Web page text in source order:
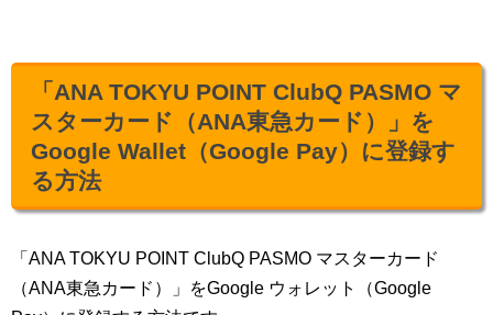
「ANA TOKYU POINT ClubQ PASMO マ
スターカード（ANA東急カード）」を
Google Wallet（Google Pay）に登録す
る方法
「ANA TOKYU POINT ClubQ PASMO マスターカード
（ANA東急カード）」をGoogle ウォレット（Google